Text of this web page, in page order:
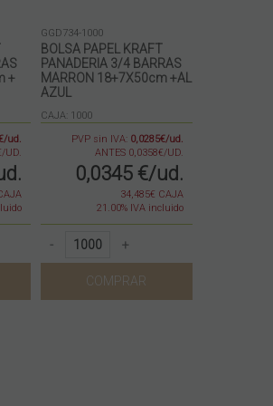
+
ud.
UD.
GGD734-1000
BOLSA PAPEL KRAFT
PANADERIA 3/4 BARRAS
MARRON 18+7X50cm +AL
AZUL
CAJA: 1000
PVP sin IVA: 0,0285€/ud.
ANTES 0,0358€/UD.
0,0345 €/ud.
34,485€ CAJA
21.00% IVA incluido
- +
COMPRAR